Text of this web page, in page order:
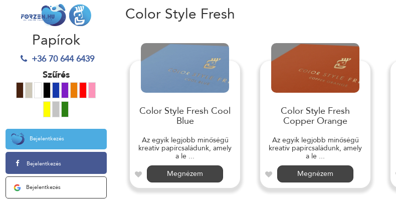
Papírok
+36 70 644 6439
Szűrés
Bejelentkezés
Bejelentkezés
Bejelentkezés
Color Style Fresh
Color Style Fresh Cool
Blue
Az egyik legjobb minőségű
kreatív papírcsaládunk, amely
a le ...
Megnézem
Color Style Fresh
Copper Orange
Az egyik legjobb minőségű
kreatív papírcsaládunk, amely
a le ...
Megnézem